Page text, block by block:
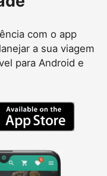
com o app
a sua viagem
para Android e